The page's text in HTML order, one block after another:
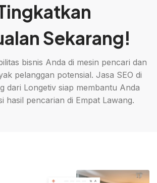
Sekarang!
bisnis Anda di mesin pencari dan
pelanggan potensial. Jasa SEO di
dari Longetiv siap membantu Anda
hasil pencarian di Empat Lawang.